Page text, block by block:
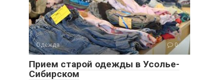
Одежда 0
Прием старой одежды в Усолье-
Сибирском